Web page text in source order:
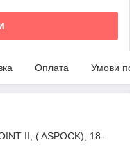
Оплата Умови
II, ( ASPOCK), 18-